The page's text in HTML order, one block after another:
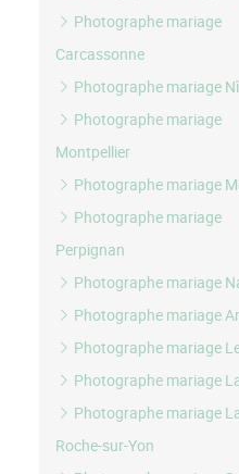
Photographe mariage
Carcassonne
Photographe mariage
Photographe mariage
Montpellier
Photographe mariage
Photographe mariage
Perpignan
Photographe mariage
Photographe mariage
Photographe mariage
Photographe mariage
Photographe mariage
Roche-sur-Yon